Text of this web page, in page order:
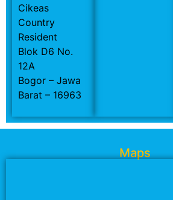
Cikeas
Country
Resident
Blok D6 No.
12A
Bogor – Jawa
Barat – 16963
Maps